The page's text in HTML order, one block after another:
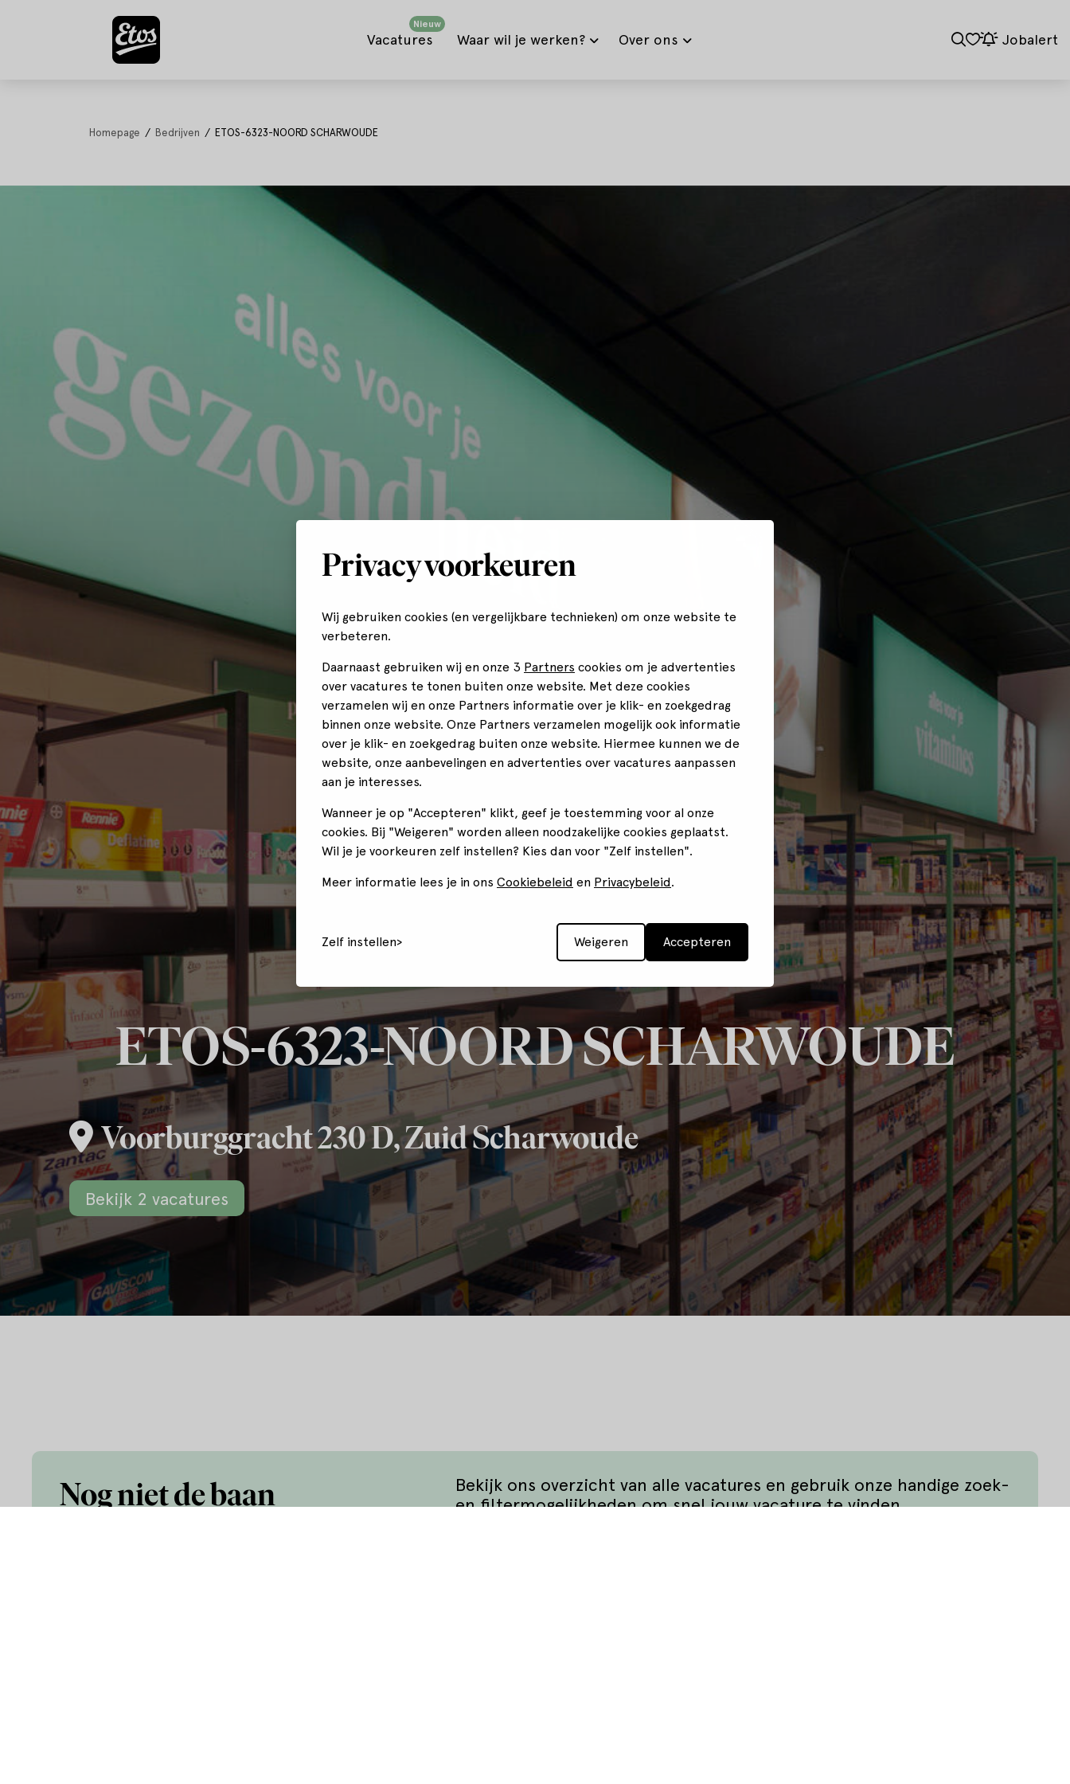
Privacy voorkeuren
Wij gebruiken cookies (en vergelijkbare technieken) om onze website te
verbeteren.
Daarnaast gebruiken wij en onze 3 Partners cookies om je advertenties
over vacatures te tonen buiten onze website. Met deze cookies
verzamelen wij en onze Partners informatie over je klik- en zoekgedrag
binnen onze website. Onze Partners verzamelen mogelijk ook informatie
over je klik- en zoekgedrag buiten onze website. Hiermee kunnen we de
website, onze aanbevelingen en advertenties over vacatures aanpassen
aan je interesses.
Wanneer je op "Accepteren" klikt, geef je toestemming voor al onze
cookies. Bij "Weigeren" worden alleen noodzakelijke cookies geplaatst.
Wil je je voorkeuren zelf instellen? Kies dan voor "Zelf instellen".
Meer informatie lees je in ons Cookiebeleid en Privacybeleid.
Zelf instellen Weigeren Accepteren
Vacatures
Nieuw
Waar wil je werken? Over ons Jobalert
Homepage Bedrijven ETOS-6323-NOORD SCHARWOUDE
ETOS-6323-NOORD SCHARWOUDE
Voorburggracht 230 D, Zuid Scharwoude
Bekijk 2 vacatures
Nog niet de baan
Bekijk ons overzicht van alle vacatures en gebruik onze handige zoek-
en filtermogelijkheden om snel jouw vacature te vinden.